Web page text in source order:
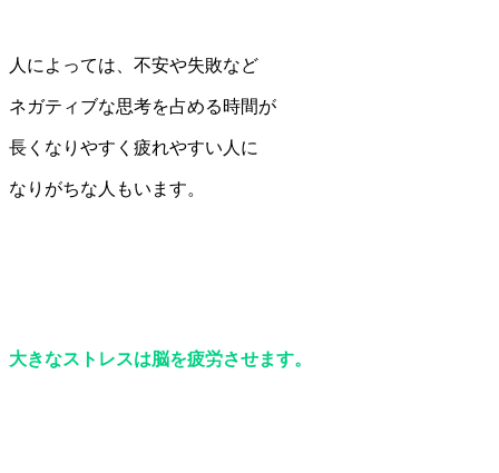
人によっては、不安や失敗など
ネガティブな思考を占める時間が
長くなりやすく疲れやすい人に
なりがちな人もいます。
大きなストレスは脳を疲労させます。